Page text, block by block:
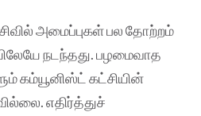
அமைப்புகள் பல தோற்றம்
நடந்தது. பழமைவாத
கம்யூனிஸ்ட் கட்சியின்
எதிர்த்துச்